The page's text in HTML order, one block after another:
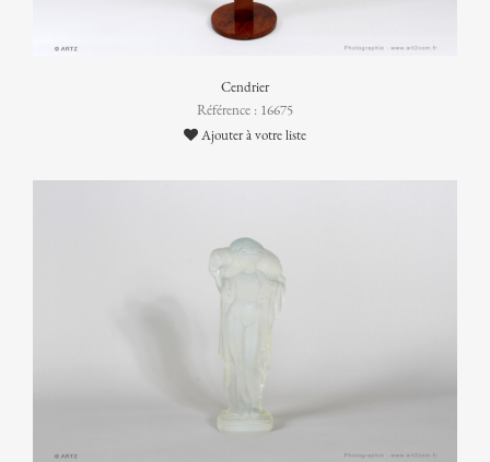
Cendrier
Référence : 16675
Ajouter à votre liste